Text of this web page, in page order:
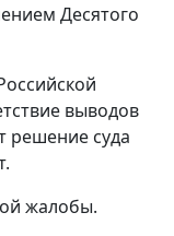
Десятого
выводов
решение суда
жалобы.